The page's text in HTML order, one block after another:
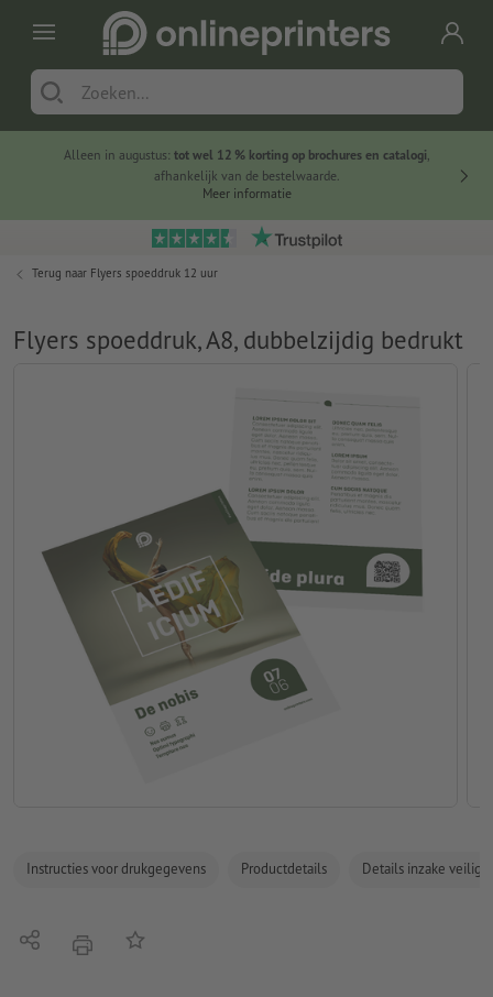
Alleen in augustus: tot wel 12 % korting op brochures en catalogi,
afhankelijk van de bestelwaarde.
Meer informatie
Terug naar Flyers spoeddruk 12 uur
Flyers spoeddruk, A8, dubbelzijdig bedrukt
Instructies voor drukgegevens Productdetails Details inzake
Delen afdrukkenOp de lijst